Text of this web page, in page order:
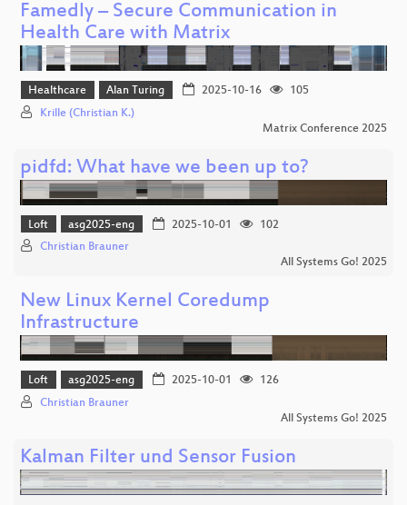
Famedly – Secure Communication in
Health Care with Matrix
Healthcare Alan Turing 2025-10-16
105
Krille (Christian K.)
Matrix Conference 2025
pidfd: What have we been up to?
Loft asg2025-eng 2025-10-01
102
Christian Brauner
All Systems Go! 2025
New Linux Kernel Coredump
Infrastructure
Loft asg2025-eng 2025-10-01
126
Christian Brauner
All Systems Go! 2025
Kalman Filter und Sensor Fusion